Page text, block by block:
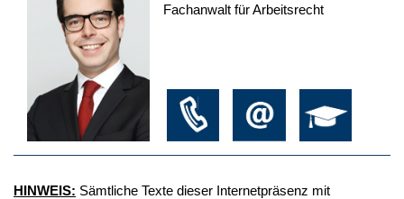
Fachanwalt für Arbeitsrecht
HINWEIS: Sämtliche Texte dieser Internetpräsenz mit